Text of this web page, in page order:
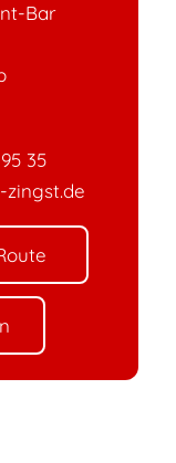
Bar
35
zingst.de